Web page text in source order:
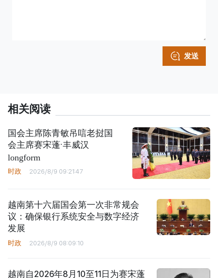
发送
相关阅读
国会主席陈青敏吊唁老挝国
会主席赛宋蓬·丰威汉
longform
时政 2026/8/9 09:21:47
越南第十六届国会第一次非常规会
议：确保银行系统安全与数字经济
发展
时政 2026/8/9 08:09:10
越南自2026年8月10至11日为赛宋蓬